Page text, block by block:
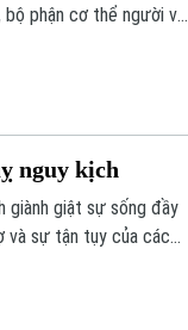
phận cơ thể người và
nguy kịch
giành giật sự sống đầy
và sự tận tụy của các